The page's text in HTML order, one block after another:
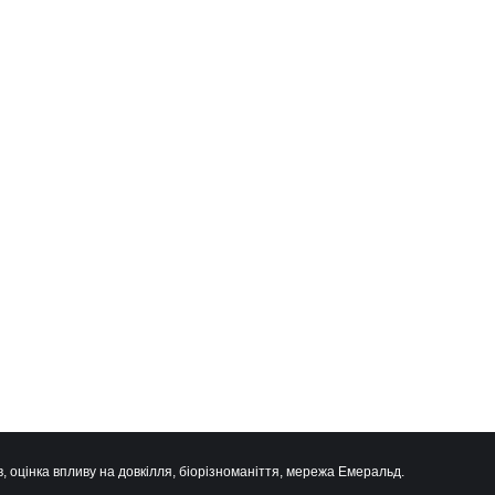
впливу на довкілля, біорізноманіття, мережа Емеральд.